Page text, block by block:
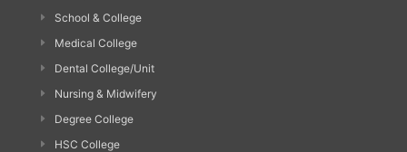
School & College
Medical College
Dental College/Unit
Nursing & Midwifery
Degree College
HSC College